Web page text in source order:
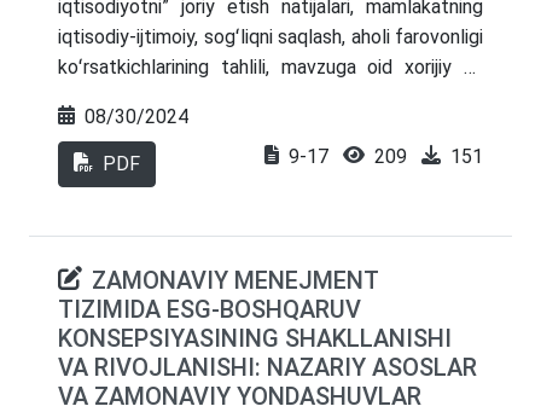
tendensiyalariga aylandi. O‘zbekiston uchun
taqdim etilgan tavsiyalar milliy innovatsion
ekotizimni rivojlantirish yo‘llarini belgilaydi.
iqtisodiyotni” joriy etish natijalari, mamlakatning
iqtisodiy-ijtimoiy, sogʻliqni saqlash, aholi farovonligi
koʻrsatkichlarining tahlili, mavzuga oid xorijiy va
iqtisodiyot”ni rivojlantirish istiqbollari va
imkoniyatlari, qayta tiklanmaydigan va qayta
tiklanuvchi energiya manbalardan foydalanish
08/30/2024
PDF 9-17 209 151
ZAMONAVIY MENEJMENT
TIZIMIDA ESG-BOSHQARUV
KONSEPSIYASINING SHAKLLANISHI
VA RIVOJLANISHI: NAZARIY ASOSLAR
VA ZAMONAVIY YONDASHUVLAR